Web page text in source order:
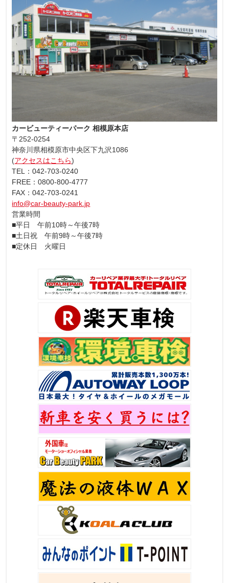
カービューティーパーク 相模原本店
〒252-0254
神奈川県相模原市中央区下九沢1086
(アクセスはこちら)
TEL：042-703-0240
FREE：0800-800-4777
FAX：042-703-0241
info@car-beauty-park.jp
営業時間
■平日 午前10時～午後7時
■土日祝 午前9時～午後7時
■定休日 火曜日